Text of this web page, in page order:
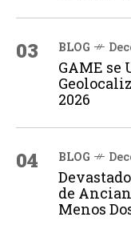
03 BLOG
GAME se
2026
04 BLOG
de
Menos